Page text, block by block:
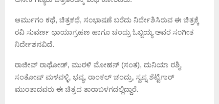
ಆರ್ಮುಗಂ ಕಥೆ, ಚಿತ್ರಕಥೆ, ಸಂಭಾಷಣೆ ಬರೆದು ನಿರ್ದೇಶಿಸಿರುವ ಈ ಚಿತ್ರಕ್ಕೆ
ರವಿ ಸುವರ್ಣ ಛಾಯಾಗ್ರಹಣ ಹಾಗೂ ಚಂದ್ರು ಓಬ್ಬಯ್ಯ ಅವರ ಸಂಗೀತ
ನಿರ್ದೇಶನವಿದೆ.
ರಾಜೀವ್ ರಾಥೋಡ್, ಮುರಳಿ ಮೋಹನ್ (ಸಂತ), ದುನಿಯಾ ರಶ್ಮಿ,
ಸಂತೋಷ್ ಮಳವಳ್ಳಿ, ಭವ್ಯ, ರಾಂಕಲ್ ಚಂದ್ರು, ಸ್ವಪ್ನ ಶೆಟ್ಟಿಗಾರ್
ಮುಂತಾದವರು ಈ ಚಿತ್ರದ ತಾರಾಬಳಗದಲ್ಲಿದ್ದಾರೆ.